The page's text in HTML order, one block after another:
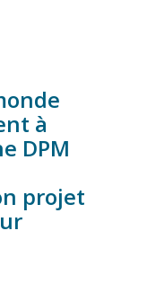
à
DPM
projet